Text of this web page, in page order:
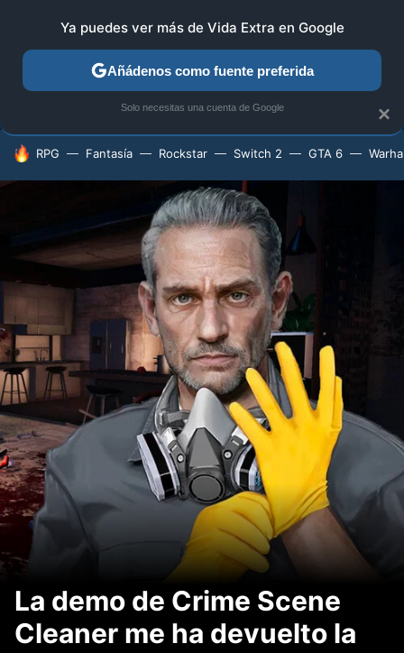
ANÁLISIS GUÍAS Y TRUCOS PC SONY
HOY SE HABLA DE
RPG Fantasía Rockstar Switch 2 GTA 6
La demo de Crime Scene
Cleaner me ha devuelto la
×
Ya puedes ver más de Vida Extra en Google
Añádenos como fuente preferida
Solo necesitas una cuenta de Google